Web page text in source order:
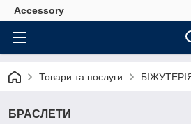
Accessory
Товари та послуги
БРАСЛЕТИ